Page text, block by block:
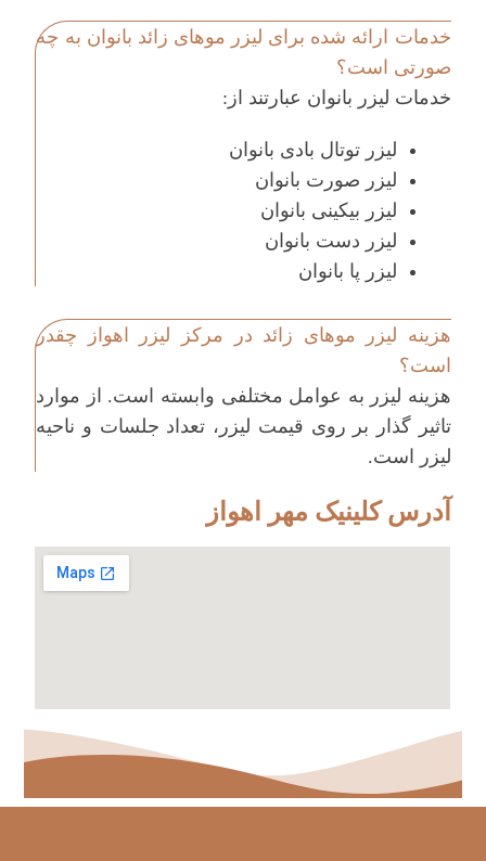
خدمات ارائه شده برای لیزر موهای زائد بانوان به چه
صورتی است؟
خدمات لیزر بانوان عبارتند از:
لیزر توتال بادی بانوان
لیزر صورت بانوان
لیزر بیکینی بانوان
لیزر دست بانوان
لیزر پا بانوان
هزینه لیزر موهای زائد در مرکز لیزر اهواز چقدر
است؟
هزینه لیزر به عوامل مختلفی وابسته است. از موارد
تاثیر گذار بر روی قیمت لیزر، تعداد جلسات و ناحیه
لیزر است.
آدرس کلینیک مهر اهواز